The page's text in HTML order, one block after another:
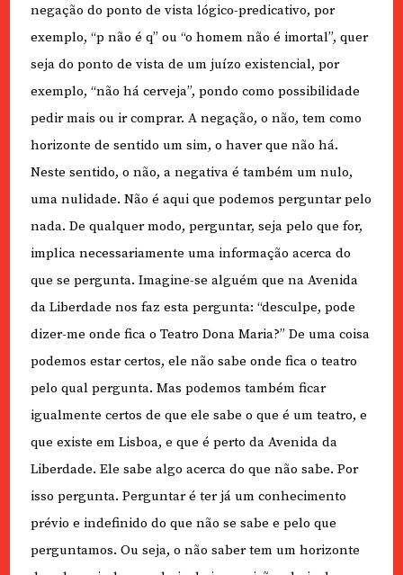
negação do ponto de vista lógico-predicativo, por
exemplo, “p não é q” ou “o homem não é imortal”, quer
seja do ponto de vista de um juízo existencial, por
exemplo, “não há cerveja”, pondo como possibilidade
pedir mais ou ir comprar. A negação, o não, tem como
horizonte de sentido um sim, o haver que não há.
Neste sentido, o não, a negativa é também um nulo,
uma nulidade. Não é aqui que podemos perguntar pelo
nada. De qualquer modo, perguntar, seja pelo que for,
implica necessariamente uma informação acerca do
que se pergunta. Imagine-se alguém que na Avenida
da Liberdade nos faz esta pergunta: “desculpe, pode
dizer-me onde fica o Teatro Dona Maria?” De uma coisa
podemos estar certos, ele não sabe onde fica o teatro
pelo qual pergunta. Mas podemos também ficar
igualmente certos de que ele sabe o que é um teatro, e
que existe em Lisboa, e que é perto da Avenida da
Liberdade. Ele sabe algo acerca do que não sabe. Por
isso pergunta. Perguntar é ter já um conhecimento
prévio e indefinido do que não se sabe e pelo que
perguntamos. Ou seja, o não saber tem um horizonte